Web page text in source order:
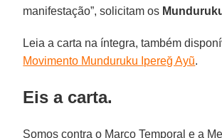
manifestação”, solicitam os
Leia a carta na íntegra, também
Movimento Munduruku Ipereğ Ayũ.
Eis a carta.
Somos contra o Marco Temporal e a